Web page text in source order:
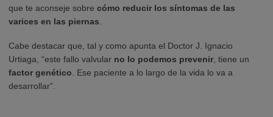
que te aconseje sobre cómo reducir los síntomas de las
varices en las piernas
Cabe destacar que, tal y como apunta el Doctor J. Ignacio
Urtiaga, “este fallo valvular no lo podemos prevenir , tiene un
factor genético . Ese paciente a lo largo de la vida lo va a
desarrollar”.